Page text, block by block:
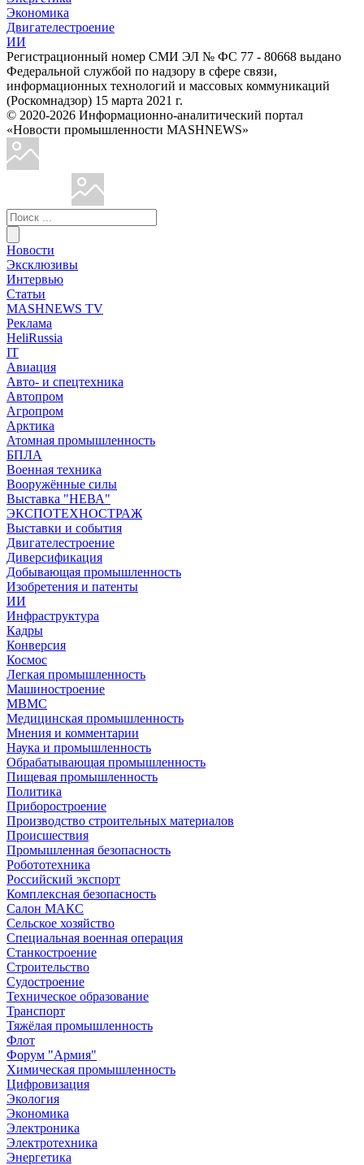
Экономика
Двигателестроение
ИИ
Регистрационный номер СМИ ЭЛ № ФС 77 - 80668 выдано
Федеральной службой по надзору в сфере связи,
информационных технологий и массовых коммуникаций
(Роскомнадзор) 15 марта 2021 г.
© 2020-2026 Информационно-аналитический портал
«Новости промышленности MASHNEWS»
Новости
Эксклюзивы
Интервью
Статьи
MASHNEWS TV
Реклама
HeliRussia
IT
Авиация
Авто- и спецтехника
Автопром
Агропром
Арктика
Атомная промышленность
БПЛА
Военная техника
Вооружённые силы
Выставка "НЕВА"
ЭКСПОТЕХНОСТРАЖ
Выставки и события
Двигателестроение
Диверсификация
Добывающая промышленность
Изобретения и патенты
ИИ
Инфраструктура
Кадры
Конверсия
Космос
Легкая промышленность
Машиностроение
МВМС
Медицинская промышленность
Мнения и комментарии
Наука и промышленность
Обрабатывающая промышленность
Пищевая промышленность
Политика
Приборостроение
Производство строительных материалов
Происшествия
Промышленная безопасность
Робототехника
Российский экспорт
Комплексная безопасность
Салон МАКС
Сельское хозяйство
Специальная военная операция
Станкостроение
Строительство
Судостроение
Техническое образование
Транспорт
Тяжёлая промышленность
Флот
Форум "Армия"
Химическая промышленность
Цифровизация
Экология
Экономика
Электроника
Электротехника
Энергетика